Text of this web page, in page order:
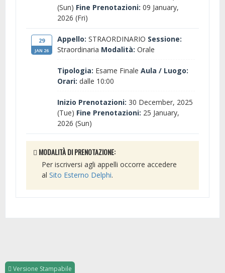
(Sun) Fine Prenotazioni: 09 January,
2026 (Fri)
29
JAN 26
Appello: STRAORDINARIO Sessione:
Straordinaria Modalità: Orale
Tipologia: Esame Finale Aula / Luogo:
Orari: dalle 10:00
Inizio Prenotazioni: 30 December, 2025
(Tue) Fine Prenotazioni: 25 January,
2026 (Sun)
MODALITÀ DI PRENOTAZIONE:
Per iscriversi agli appelli occorre accedere
al Sito Esterno Delphi.
Versione Stampabile